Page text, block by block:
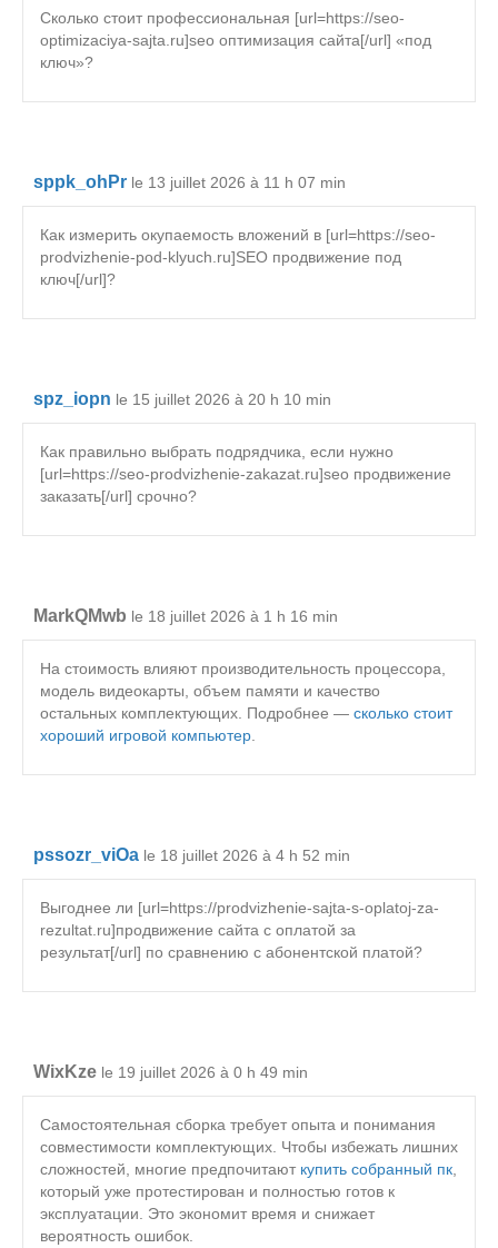
Сколько стоит профессиональная [url=https://seo-
optimizaciya-sajta.ru]seo оптимизация сайта[/url] «под
ключ»?
sppk_ohPr le 13 juillet 2026 à 11 h 07 min
Как измерить окупаемость вложений в [url=https://seo-
prodvizhenie-pod-klyuch.ru]SEO продвижение под
ключ[/url]?
spz_iopn le 15 juillet 2026 à 20 h 10 min
Как правильно выбрать подрядчика, если нужно
[url=https://seo-prodvizhenie-zakazat.ru]seo продвижение
заказать[/url] срочно?
MarkQMwb le 18 juillet 2026 à 1 h 16 min
На стоимость влияют производительность процессора,
модель видеокарты, объем памяти и качество
остальных комплектующих. Подробнее — сколько стоит
хороший игровой компьютер
pssozr_viOa le 18 juillet 2026 à 4 h 52 min
Выгоднее ли [url=https://prodvizhenie-sajta-s-oplatoj-za-
rezultat.ru]продвижение сайта с оплатой за
результат[/url] по сравнению с абонентской платой?
WixKze le 19 juillet 2026 à 0 h 49 min
Самостоятельная сборка требует опыта и понимания
совместимости комплектующих. Чтобы избежать лишних
сложностей, многие предпочитают купить собранный пк
который уже протестирован и полностью готов к
эксплуатации. Это экономит время и снижает
вероятность ошибок.